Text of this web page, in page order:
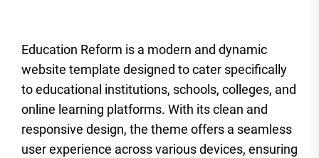
Education Reform is a modern and dynamic
website template designed to cater specifically
to educational institutions, schools, colleges, and
online learning platforms. With its clean and
responsive design, the theme offers a seamless
user experience across various devices, ensuring